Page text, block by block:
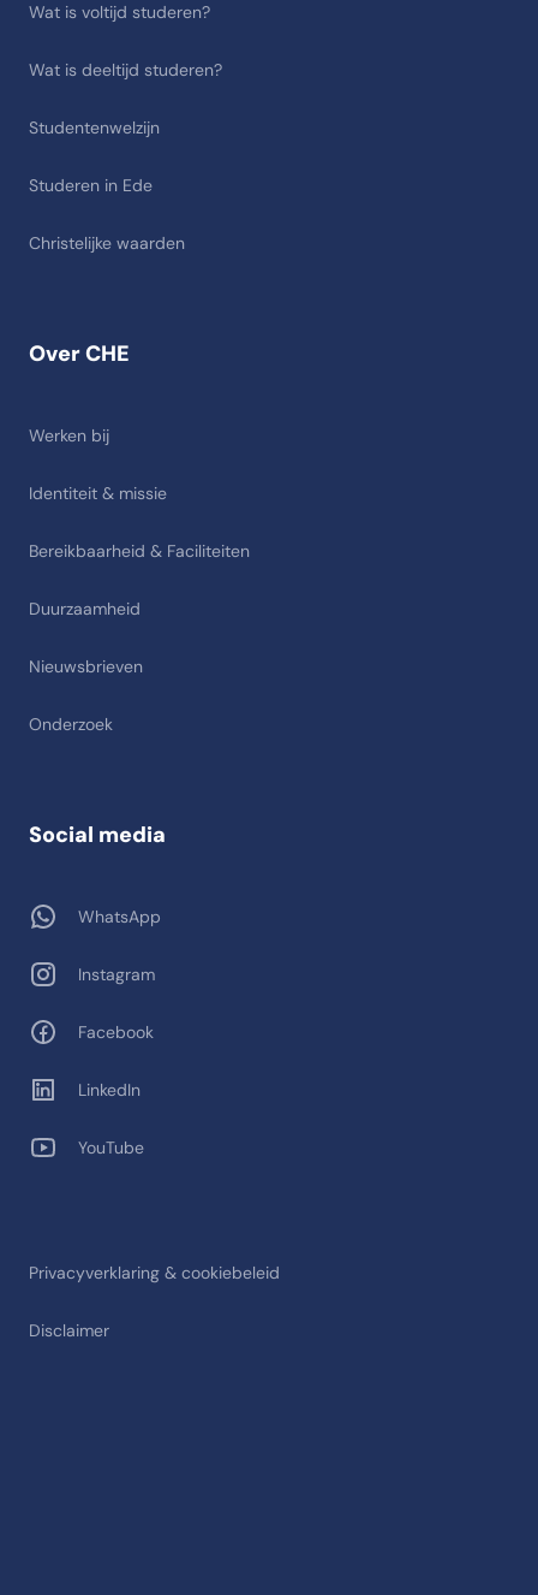
Over CHE
Werken bij
Identiteit & missie
Bereikbaarheid & Faciliteiten
Duurzaamheid
Nieuwsbrieven
Onderzoek
Wat is voltijd studeren?
Wat is deeltijd studeren?
Studentenwelzijn
Studeren in Ede
Christelijke waarden
Privacyverklaring & cookiebeleid
Disclaimer
Social media
WhatsApp
Instagram
Facebook
LinkedIn
YouTube